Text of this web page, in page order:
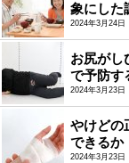
象にした
2024年3月24日
お尻がし
で予防す
2024年3月23日
やけどの
できるか
2024年3月23日